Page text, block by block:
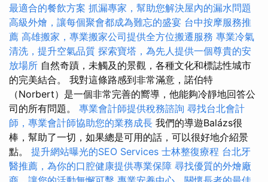
最適合的餐飲方案 抓漏專家，幫助您解決屋內的漏水問題
高級外燴，讓每個聚會都成為難忘的盛宴 台中按摩服務推
薦 高雄搬家，專業搬家公司提供全方位搬遷服務 專業冷氣
清洗，提升空氣品質 探索寶塔，為先人提供一個尊貴的安
放場所 自然奇蹟，未觸及的景觀，各種文化和標誌性城市
的完美結合。 我對這條路感到非常滿意，諾伯特
（Norbert）是一個非常完善的嚮導，他能夠冷靜地回答公
司的所有問題。 專業會計師提供稅務諮詢 尋找台北會計
師，專業會計師協助您的業務成長 我們的導遊Balázs很
棒，幫助了一切，如果總是可用的話，可以很好地介紹景
點。 提升網站曝光的SEO Services 士林整復療程 台北牙
醫推薦，為你的口腔健康提供專業保障 尋找優質的外燴廠